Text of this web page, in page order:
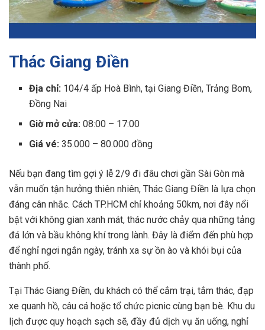
Thác Giang Điền
Địa chỉ: 104/4 ấp Hoà Bình, tại Giang Điền, Trảng Bom,
Đồng Nai
Giờ mở cửa: 08:00 – 17:00
Giá vé: 35.000 – 80.000 đồng
Nếu bạn đang tìm gợi ý lễ 2/9 đi đâu chơi gần Sài Gòn mà
vẫn muốn tận hưởng thiên nhiên, Thác Giang Điền là lựa chọn
đáng cân nhắc. Cách TP.HCM chỉ khoảng 50km, nơi đây nổi
bật với không gian xanh mát, thác nước chảy qua những tảng
đá lớn và bầu không khí trong lành. Đây là điểm đến phù hợp
để nghỉ ngơi ngắn ngày, tránh xa sự ồn ào và khói bụi của
thành phố.
Tại Thác Giang Điền, du khách có thể cắm trại, tắm thác, đạp
xe quanh hồ, câu cá hoặc tổ chức picnic cùng bạn bè. Khu du
lịch được quy hoạch sạch sẽ, đầy đủ dịch vụ ăn uống, nghỉ